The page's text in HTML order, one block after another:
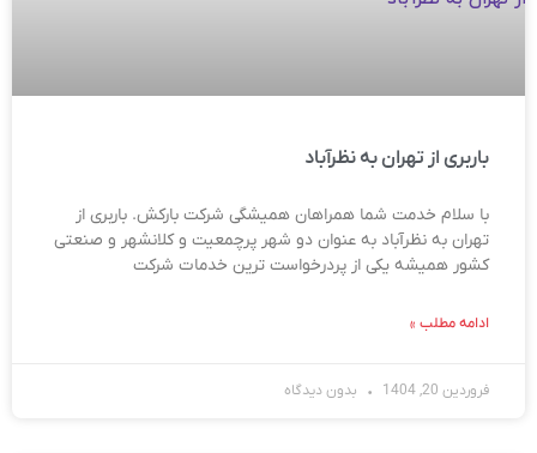
باربری از تهران به نظرآباد
با سلام خدمت شما همراهان همیشگی شرکت بارکش. باربری از
تهران به نظرآباد به عنوان دو شهر پرچمعیت و کلانشهر و صنعتی
کشور همیشه یکی از پردرخواست ترین خدمات شرکت
ادامه مطلب »
فروردین 20, 1404 بدون دیدگاه